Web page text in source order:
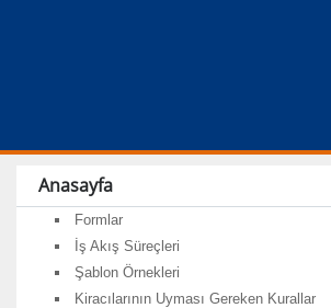
Anasayfa
Formlar
İş Akış Süreçleri
Şablon Örnekleri
Kiracılarının Uyması Gereken Kurallar